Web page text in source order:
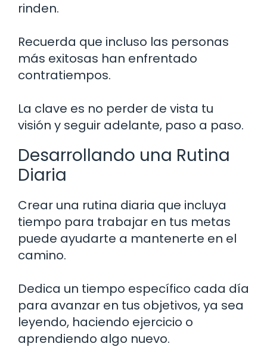
rinden.
Recuerda que incluso las personas
más exitosas han enfrentado
contratiempos.
La clave es no perder de vista tu
visión y seguir adelante, paso a paso.
Desarrollando una Rutina
Diaria
Crear una rutina diaria que incluya
tiempo para trabajar en tus metas
puede ayudarte a mantenerte en el
camino.
Dedica un tiempo específico cada día
para avanzar en tus objetivos, ya sea
leyendo, haciendo ejercicio o
aprendiendo algo nuevo.